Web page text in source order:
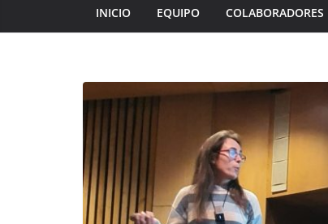
INICIO EQUIPO COLABORADORES